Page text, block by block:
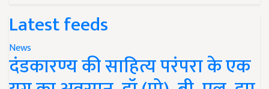
Latest feeds
News
दंडकारण्य की साहित्य परंपरा के एक